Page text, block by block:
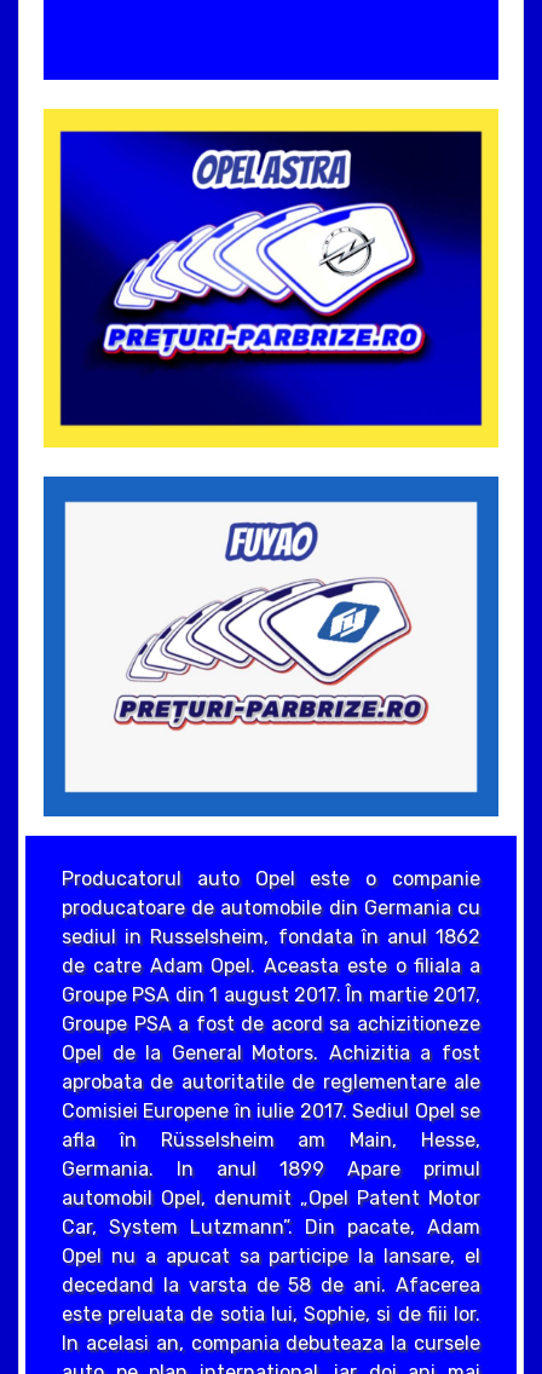
Producatorul auto Opel este o companie
producatoare de automobile din Germania cu
sediul in Russelsheim, fondata în anul 1862
de catre Adam Opel. Aceasta este o filiala a
Groupe PSA din 1 august 2017. În martie 2017,
Groupe PSA a fost de acord sa achizitioneze
Opel de la General Motors. Achizitia a fost
aprobata de autoritatile de reglementare ale
Comisiei Europene în iulie 2017. Sediul Opel se
afla în Rüsselsheim am Main, Hesse,
Germania. In anul 1899 Apare primul
automobil Opel, denumit „Opel Patent Motor
Car, System Lutzmann”. Din pacate, Adam
Opel nu a apucat sa participe la lansare, el
decedand la varsta de 58 de ani. Afacerea
este preluata de sotia lui, Sophie, si de fiii lor.
In acelasi an, compania debuteaza la cursele